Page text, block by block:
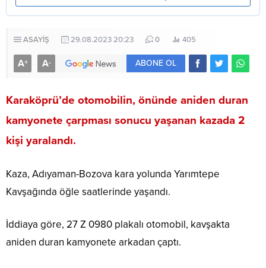
ASAYİŞ 29.08.2023 20:23 0 405
A+ A- ABONE OL
Karaköprü’de otomobilin, önünde aniden duran
kamyonete çarpması sonucu yaşanan kazada 2
kişi yaralandı.
Kaza, Adıyaman-Bozova kara yolunda Yarımtepe
Kavşağında öğle saatlerinde yaşandı.
İddiaya göre, 27 Z 0980 plakalı otomobil, kavşakta
aniden duran kamyonete arkadan çaptı.